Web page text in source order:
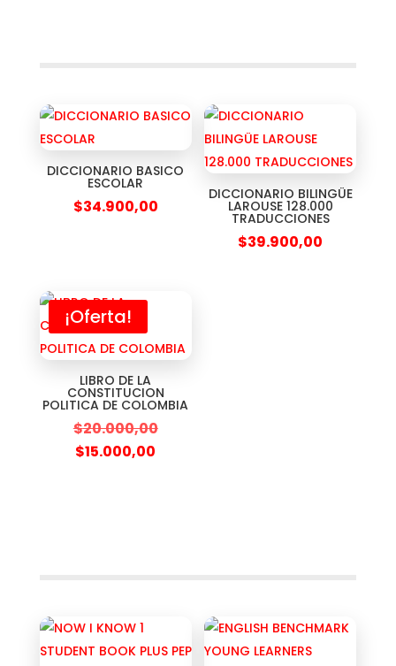
DICCIONARIO BASICO
ESCOLAR
$34.900,00
DICCIONARIO BILINGÜE
LAROUSE 128.000
TRADUCCIONES
$39.900,00
¡Oferta!
LIBRO DE LA
CONSTITUCION
POLITICA DE COLOMBIA
$20.000,00
$15.000,00